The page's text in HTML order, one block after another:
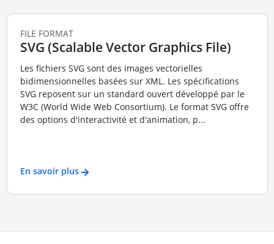
FILE FORMAT
SVG (Scalable Vector Graphics File)
Les fichiers SVG sont des images vectorielles
bidimensionnelles basées sur XML. Les spécifications
SVG reposent sur un standard ouvert développé par le
W3C (World Wide Web Consortium). Le format SVG offre
des options d'interactivité et d'animation, p...
En savoir plus